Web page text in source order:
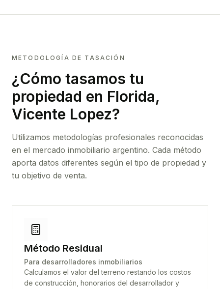
METODOLOGÍA DE TASACIÓN
¿Cómo tasamos tu
propiedad en Florida,
Vicente Lopez?
Utilizamos metodologías profesionales reconocidas
en el mercado inmobiliario argentino. Cada método
aporta datos diferentes según el tipo de propiedad y
tu objetivo de venta.
Método Residual
Para desarrolladores inmobiliarios
Calculamos el valor del terreno restando los costos
de construcción, honorarios del desarrollador y